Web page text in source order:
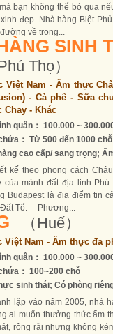
bạn không thể bỏ qua
đẹp. Nhà hàng Biệt
về trong...
SINH
Thọ）
Việt Nam - Ẩm thực
- Cà phê - Sữa
Chay - Khác
quân： 100.000 ~
： Từ 500 đến 1000 chỗ
cao cấp/ sang trọng;
kế theo phong cách
của mảnh đất địa linh
Budapest là địa điểm tin
Đất Tổ. Phương...
（Huế）
Việt Nam - Ẩm thực đa
quân： 100.000 ~
： 100~200 chỗ
sinh thái; Có phòng
lập vào năm 2005, nhà
ai muốn thưởng thức ẩm
rộng rãi nhưng không